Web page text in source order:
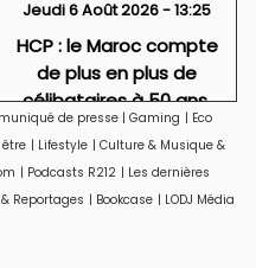
Jeudi 6 Août 2026 - 13:25
HCP : le Maroc compte
de plus en plus de
célibataires à 50 ans,
particulièrement des
femmes
de presse | Gaming | Eco
| Lifestyle | Culture & Musique &
| Podcasts R212 | Les dernières
Reportages | Bookcase | LODJ Média